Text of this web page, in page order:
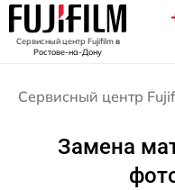
Сервисный центр Fujifilmв
Ростове-на-Дону
Сервисный центр
Замена